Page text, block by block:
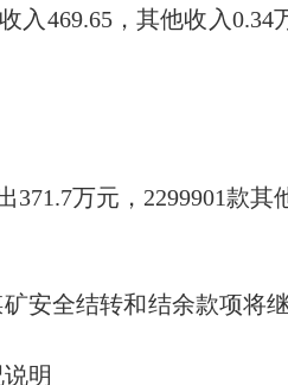
469.65，其他收入0.34
万元，2299901款
安全结转和结余款项
明